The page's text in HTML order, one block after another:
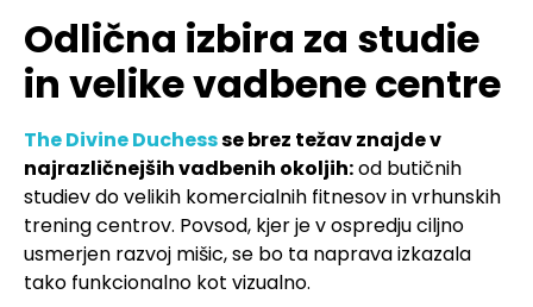
Odlična izbira za studie
in velike vadbene centre
The Divine Duchessse brez težav znajde v
najrazličnejših vadbenih okoljih:od butičnih
studiev do velikih komercialnih fitnesov in vrhunskih
trening centrov. Povsod, kjer je v ospredju ciljno
usmerjen razvoj mišic, se bo ta naprava izkazala
tako funkcionalno kot vizualno.